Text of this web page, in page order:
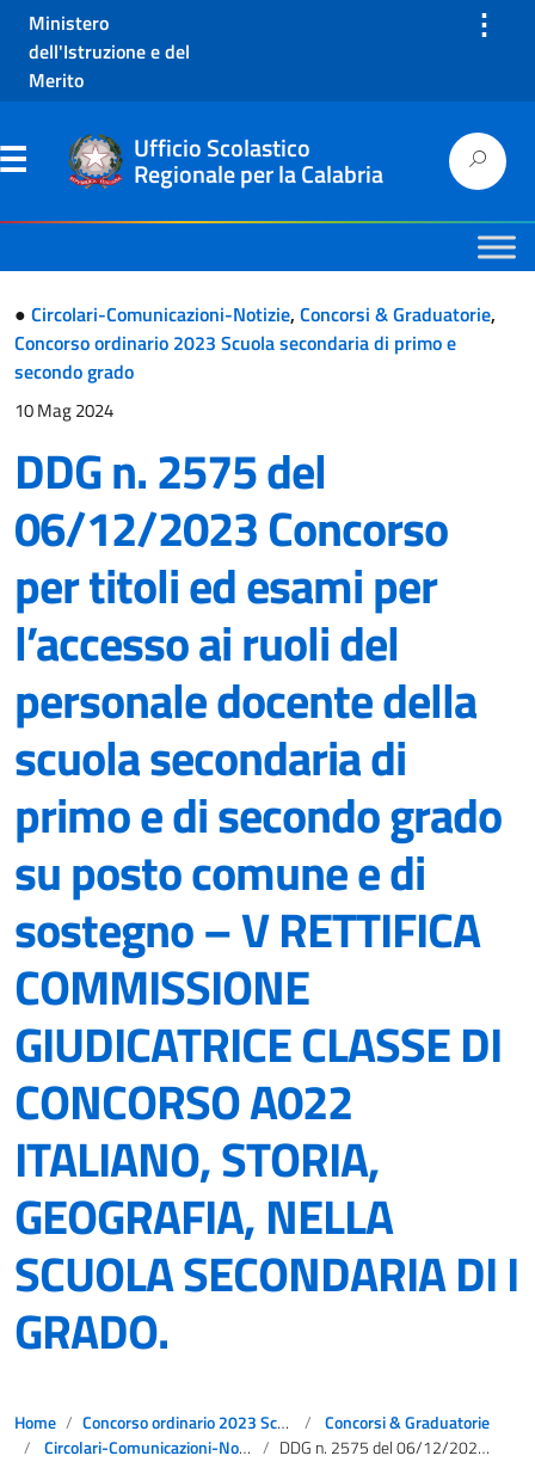
Ministero
dell'Istruzione e del
Merito
⋮
Ufficio Scolastico
Regionale per la Calabria
● Circolari-Comunicazioni-Notizie, Concorsi & Graduatorie,
Concorso ordinario 2023 Scuola secondaria di primo e
secondo grado
10 Mag 2024
DDG n. 2575 del
06/12/2023 Concorso
per titoli ed esami per
l’accesso ai ruoli del
personale docente della
scuola secondaria di
primo e di secondo grado
su posto comune e di
sostegno – V RETTIFICA
COMMISSIONE
GIUDICATRICE CLASSE DI
CONCORSO A022
ITALIANO, STORIA,
GEOGRAFIA, NELLA
SCUOLA SECONDARIA DI I
GRADO.
Home Concorso ordinario 2023 Scuola secondaria di primo e secondo grado
Concorsi & Graduatorie
Circolari-Comunicazioni-Notizie
DDG n. 2575 del 06/12/2023 Concorso per titoli ed esami per l’accesso ai ruoli del personale docente della scuola secondaria di primo e di secondo grado su posto comune e di sostegno – V RETTIFICA COMMISSIONE GIUDICATRICE CLASSE DI CONCORSO A022 ITALIANO, STORIA, GEOGRAFIA, NELLA SCUOLA SECONDARIA DI I GRADO.